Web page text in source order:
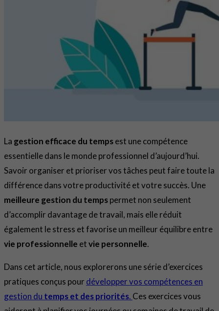
La gestion efficace du tempsest une compétence
essentielle dans le monde professionnel d’aujourd’hui.
Savoir organiser et prioriser vos tâches peut faire toute la
différence dans votre productivité et votre succès. Une
meilleure gestion du tempspermet non seulement
d’accomplir davantage de travail, mais elle réduit
également le stress et favorise un meilleur équilibre entre
vie professionnelle etvie personnelle.
Dans cet article, nous explorerons une série d’exercices
pratiques conçus pour développer vos compétences en
gestion du temps et des priorités. Ces exercices vous